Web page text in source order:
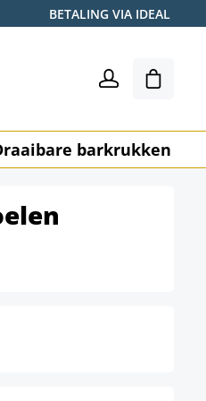
BETALING VIA IDEAL
barkrukken